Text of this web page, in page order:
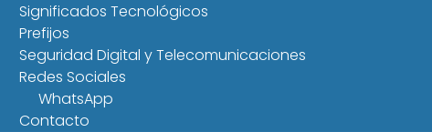
Significados Tecnológicos
Prefijos
Seguridad Digital y Telecomunicaciones
Redes Sociales
WhatsApp
Contacto